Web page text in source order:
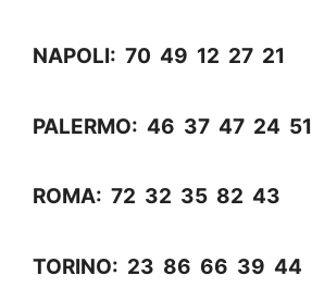
NAPOLI: 70 49 12 27 21
PALERMO: 46 37 47 24 51
ROMA: 72 32 35 82 43
TORINO: 23 86 66 39 44